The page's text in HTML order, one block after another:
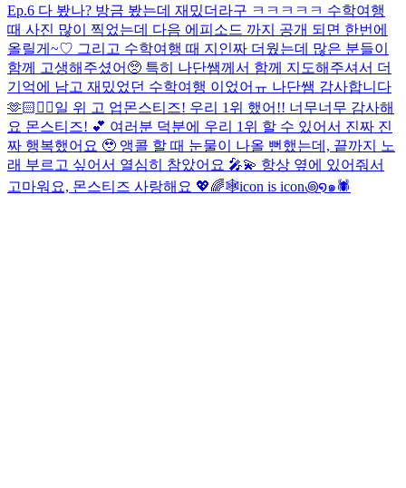
Ep.6 다 봤나? 방금 봤는데 재밌더라구 ㅋㅋㅋㅋㅋ 수학여행
때 사진 많이 찍었는데 다음 에피소드 까지 공개 되면 한번에
올릴게~♡ 그리고 수학여행 때 지인짜 더웠는데 많은 분들이
함께 고생해주셨어🥺 특히 나단쌤께서 함께 지도해주셔서 더
기억에 남고 재밌었던 수학여행 이었어ㅠ 나단쌤 감사합니다
🫶🏻 ❤️‍🔥일 위 고 업몬스티즈! 우리 1위 했어!! 너무너무 감사해
요 몬스티즈! 💕 여러분 덕분에 우리 1위 할 수 있어서 진짜 진
짜 행복했어요 🥹 앵콜 할 때 눈물이 나올 뻔했는데, 끝까지 노
래 부르고 싶어서 열심히 참았어요 🎤💫 항상 옆에 있어줘서
고마워요, 몬스티즈 사랑해요 💖🌈🕸️icon is icon꩜໑๑🕷️